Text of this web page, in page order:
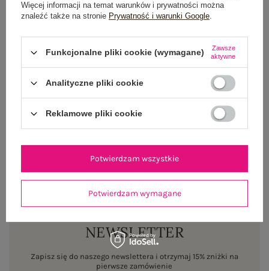
OPINIE O PRODUKCIE (0)
WYSYŁKA I DOSTAWA
NEWSLETTER
Zapisz się do naszego newslettera i otrzymaj 15% zniżki na
pierwsze zamówienie
Więcej informacji na temat warunków i prywatności można
znaleźć także na stronie Prywatność i warunki Google.
Funkcjonalne pliki cookie (wymagane)
Zawsze
aktywne
Analityczne pliki cookie
Reklamowe pliki cookie
Potwierdzam wymagane
Potwierdzam wszystkie